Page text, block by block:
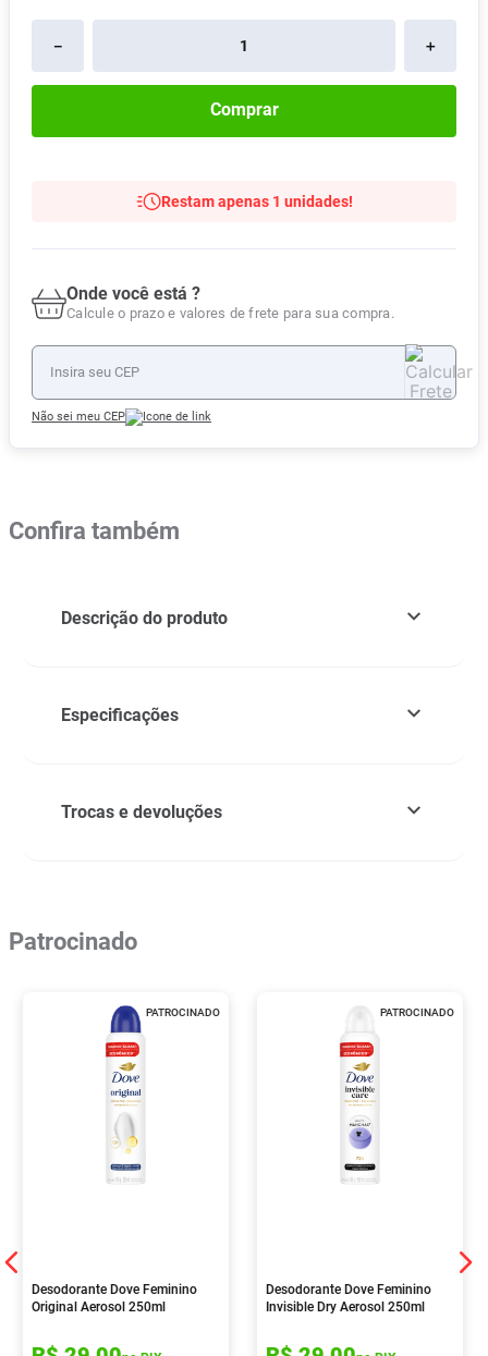
＋
－
Comprar
Restam apenas 1 unidades!
Onde você está ?
Calcule o prazo e valores de frete para sua compra.
Não sei meu CEP
Confira também
Descrição do produto
Especificações
Trocas e devoluções
Patrocinado
PATROCINADO
Desodorante Dove Feminino
Original Aerosol 250ml
PATROCINADO
Desodorante Dove Feminino
Invisible Dry Aerosol 250ml